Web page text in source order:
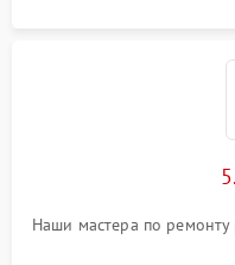
Наши мастера по